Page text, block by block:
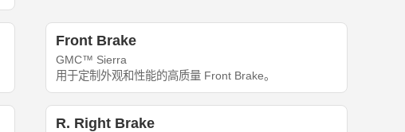
Front Brake
GMC™ Sierra
用于定制外观和性能的高质量 Front Brake。
R. Right Brake